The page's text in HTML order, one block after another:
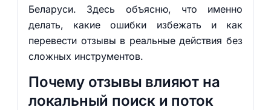
Беларуси. Здесь объясню, что именно
делать, какие ошибки избежать и как
перевести отзывы в реальные действия без
сложных инструментов.
Почему отзывы влияют на
локальный поиск и поток